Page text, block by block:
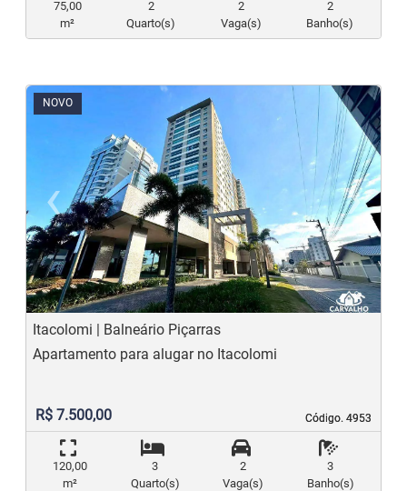
75,00
m²
2
Quarto(s)
2
Vaga(s)
2
Banho(s)
NOVO
‹
Previous
›
Itacolomi | Balneário Piçarras
Código. 4953
Código. 4953
Apartamento para alugar no Itacolomi
R$ 7.500,00
120,00
m²
3
Quarto(s)
2
Vaga(s)
3
Banho(s)